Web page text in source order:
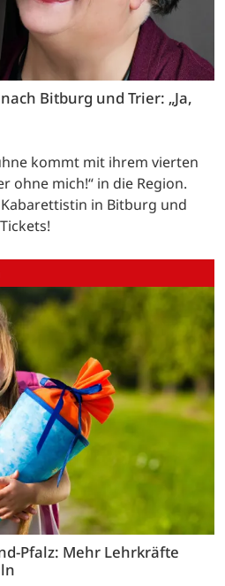
Bitburg und Trier: „Ja,
kommt mit ihrem vierten
ohne mich!“ in die Region.
in Bitburg und
Pfalz: Mehr Lehrkräfte